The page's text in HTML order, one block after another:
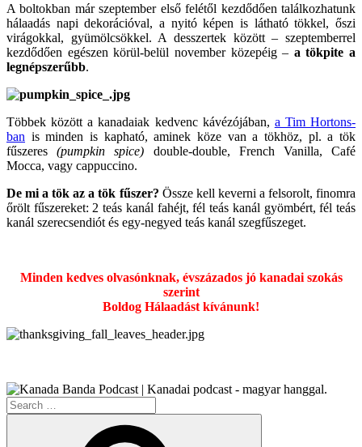
A boltokban már szeptember első felétől kezdődően találkozhatunk
hálaadás napi dekorációval, a nyitó képen is látható tökkel, őszi
virágokkal, gyümölcsökkel. A desszertek között – szeptemberrel
kezdődően egészen körül-belül november közepéig – a tökpite a
legnépszerűbb.
Többek között a kanadaiak kedvenc kávézójában, a Tim Hortons-
ban is minden is kapható, aminek köze van a tökhöz, pl. a tök
fűszeres(pumpkin spice) double-double, French Vanilla, Café
Mocca, vagy cappuccino.
De mi a tök az a tök fűszer? Össze kell keverni a felsorolt, finomra
őrölt fűszereket: 2 teás kanál fahéjt, fél teás kanál gyömbért, fél teás
kanál szerecsendiót és egy-negyed teás kanál szegfűszeget.
Minden kedves olvasónknak, évszázados jó kanadai szokás
szerint
Boldog Hálaadást kívánunk!
Search
for: